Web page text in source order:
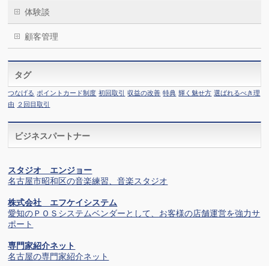
体験談
顧客管理
タグ
つなげる ポイントカード制度 初回取引 収益の改善 特典 輝く魅せ方 選ばれるべき理
由
２回目取引
ビジネスパートナー
スタジオ エンジョー
名古屋市昭和区の音楽練習、音楽スタジオ
株式会社 エフケイシステム
愛知のＰＯＳシステムベンダーとして、お客様の店舗運営を強力サ
ポート
専門家紹介ネット
名古屋の専門家紹介ネット